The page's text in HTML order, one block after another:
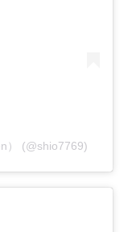
） (@shio7769)